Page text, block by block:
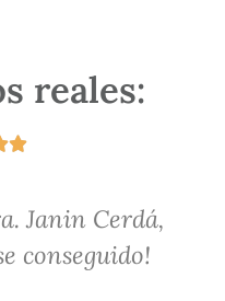
reales:

Janin Cerdá,
conseguido!